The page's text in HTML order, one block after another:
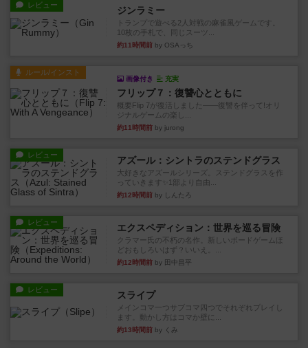
レビュー ジンラミー
トランプで遊べる2人対戦の麻雀風ゲームです。
10枚の手札で、同じスーツ...
約11時間前 by OSAっち
ルール/インスト
画像付き 充実
フリップ７：復讐心とともに
概要Flip 7が復活しました――復讐を伴って!オリ
ジナルゲームの楽し...
約11時間前 by jurong
レビュー アズール：シントラのステンドグラス
大好きなアズールシリーズ。ステンドグラスを作
っていきます✨1部より自由...
約12時間前 by しんたろ
レビュー エクスペディション：世界を巡る冒険
クラマー氏の不朽の名作。新しいボードゲームほ
どおもしろいはず？いいえ。...
約12時間前 by 田中昌平
レビュー スライプ
メインコマ一つサブコマ四つでそれぞれプレイし
ます。動かし方はコマか壁に...
約13時間前 by くみ